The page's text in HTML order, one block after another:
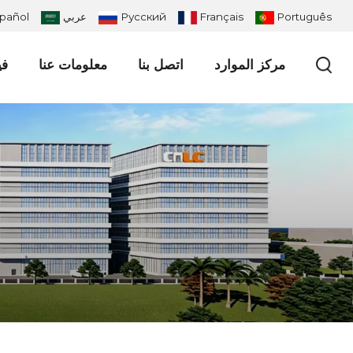
عربي Русский Français Português
معلومات عنا اتصل بنا مركز الموارد